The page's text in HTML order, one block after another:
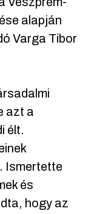
alapján
Varga Tibor
azt a
élt.
Ismertette
és
hogy az